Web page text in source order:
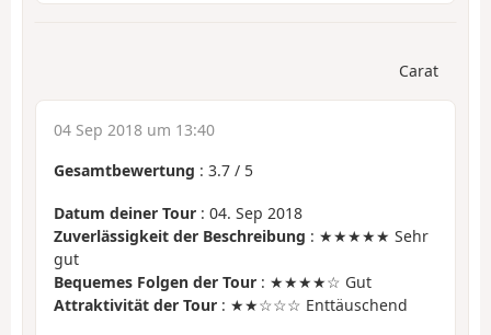
Carat
04 Sep 2018 um 13:40
Gesamtbewertung : 3.7 / 5
Datum deiner Tour : 04. Sep 2018
Zuverlässigkeit der Beschreibung : ★★★★★ Sehr
gut
Bequemes Folgen der Tour : ★★★★☆ Gut
Attraktivität der Tour : ★★☆☆☆ Enttäuschend